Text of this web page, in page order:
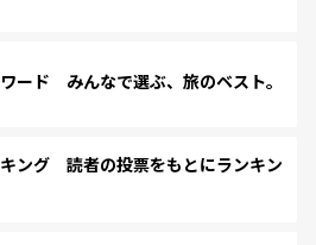
ード みんなで選ぶ、旅のベスト。
ング 読者の投票をもとにランキン